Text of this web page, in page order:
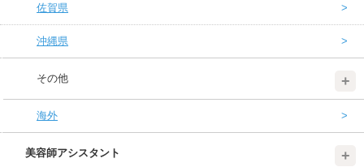
佐賀県
沖縄県
その他
海外
美容師アシスタント